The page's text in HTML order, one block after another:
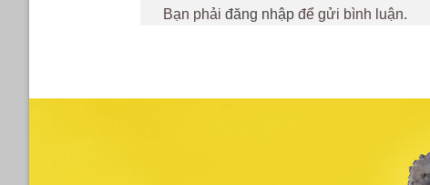
Bạn phải đăng nhậpđể gửi bình luận.